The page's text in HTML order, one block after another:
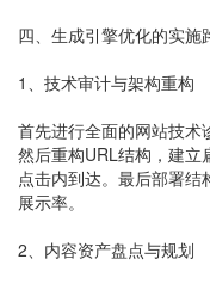
四、生成引擎优化的实施
1、技术审计与架构重构
首先进行全面的网站技术
然后重构URL结构，建立
点击内到达。最后部署
展示率。
2、内容资产盘点与规划